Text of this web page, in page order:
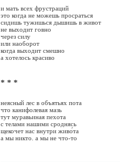
и мать всех фрустраций
это когда не можешь просраться
сидишь тужишься дышишь в живот
не выходит говно
через силу
или наоборот
когда выходит смешно
а хотелось красиво
* * *
неясный лес в объятьях пота
что канифолевая мазь
тут муравьиная пехота
с телами нашими сроднясь
щекочет нас внутри живо́та
а мы никто. а мы не что-то